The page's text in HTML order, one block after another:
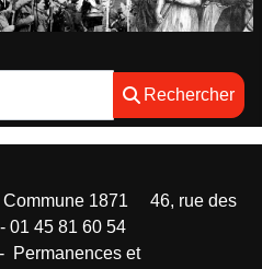
Rechercher
Commune 1871 46, rue des
01 45 81 60 54
- Permanences et